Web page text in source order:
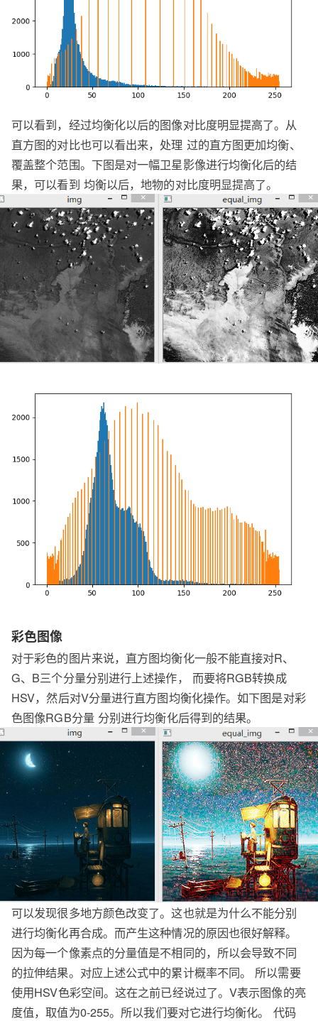
可以看到，经过均衡化以后的图像对比度明显提高了。从
直方图的对比也可以看出来，处理 过的直方图更加均衡、
覆盖整个范围。下图是对一幅卫星影像进行均衡化后的结
果，可以看到 均衡以后，地物的对比度明显提高了。
彩色图像
对于彩色的图片来说，直方图均衡化一般不能直接对R、
G、B三个分量分别进行上述操作， 而要将RGB转换成
HSV，然后对V分量进行直方图均衡化操作。如下图是对彩
色图像RGB分量 分别进行均衡化后得到的结果。
可以发现很多地方颜色改变了。这也就是为什么不能分别
进行均衡化再合成。而产生这种情况的原因也很好解释。
因为每一个像素点的分量值是不相同的，所以会导致不同
的拉伸结果。对应上述公式中的累计概率不同。 所以需要
使用HSV色彩空间。这在之前已经说过了。V表示图像的亮
度值，取值为0-255。所以我们要对它进行均衡化。 代码